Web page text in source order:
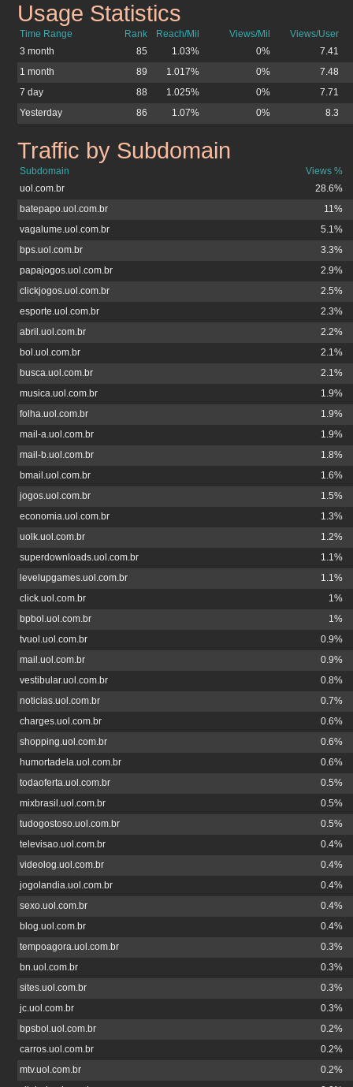
cyberdiet.com.br
Usage Statistics
Time Range Rank Reach/Mil Views/Mil
Views/User
3 month
85 1.03% 0%
7.41
1 month
89 1.017% 0%
7.48
7 day
88 1.025% 0%
7.71
Yesterday
86 1.07% 0% 8.3
cyberdiet.com.br
Traffic by Subdomain
Subdomain
Views %
uol.com.br
28.6%
batepapo.uol.com.br
11%
vagalume.uol.com.br
5.1%
bps.uol.com.br
3.3%
papajogos.uol.com.br
2.9%
clickjogos.uol.com.br
2.5%
esporte.uol.com.br
2.3%
abril.uol.com.br
2.2%
bol.uol.com.br
2.1%
busca.uol.com.br
2.1%
musica.uol.com.br
1.9%
folha.uol.com.br
1.9%
mail-a.uol.com.br
1.9%
mail-b.uol.com.br
1.8%
bmail.uol.com.br
1.6%
jogos.uol.com.br
1.5%
economia.uol.com.br
1.3%
uolk.uol.com.br
1.2%
superdownloads.uol.com.br
1.1%
levelupgames.uol.com.br
1.1%
click.uol.com.br
1%
bpbol.uol.com.br
1%
tvuol.uol.com.br
0.9%
mail.uol.com.br
0.9%
vestibular.uol.com.br
0.8%
noticias.uol.com.br
0.7%
charges.uol.com.br
0.6%
shopping.uol.com.br
0.6%
humortadela.uol.com.br
0.6%
todaoferta.uol.com.br
0.5%
mixbrasil.uol.com.br
0.5%
tudogostoso.uol.com.br
0.5%
televisao.uol.com.br
0.4%
videolog.uol.com.br
0.4%
jogolandia.uol.com.br
0.4%
sexo.uol.com.br
0.4%
blog.uol.com.br
0.4%
tempoagora.uol.com.br
0.3%
bn.uol.com.br
0.3%
sites.uol.com.br
0.3%
jc.uol.com.br
0.3%
bpsbol.uol.com.br
0.2%
carros.uol.com.br
0.2%
mtv.uol.com.br
0.2%